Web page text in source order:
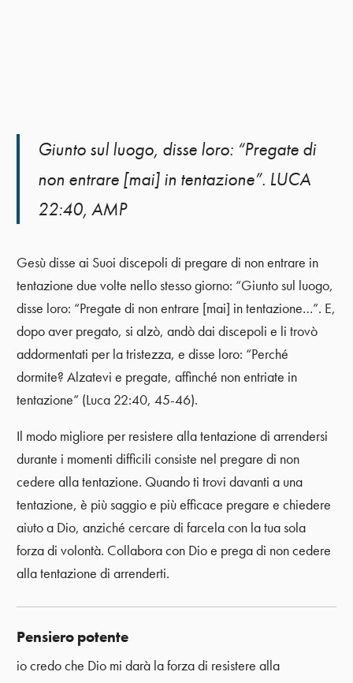
Giunto sul luogo, disse loro: “Pregate di
non entrare [mai] in tentazione”. LUCA
22:40, AMP
Gesù disse ai Suoi discepoli di pregare di non entrare in
tentazione due volte nello stesso giorno: “Giunto sul luogo,
disse loro: “Pregate di non entrare [mai] in tentazione…”. E,
dopo aver pregato, si alzò, andò dai discepoli e li trovò
addormentati per la tristezza, e disse loro: “Perché
dormite? Alzatevi e pregate, affinché non entriate in
tentazione” (Luca 22:40, 45-46).
Il modo migliore per resistere alla tentazione di arrendersi
durante i momenti difficili consiste nel pregare di non
cedere alla tentazione. Quando ti trovi davanti a una
tentazione, è più saggio e più efficace pregare e chiedere
aiuto a Dio, anziché cercare di farcela con la tua sola
forza di volontà. Collabora con Dio e prega di non cedere
alla tentazione di arrenderti.
Pensiero potente
io credo che Dio mi darà la forza di resistere alla